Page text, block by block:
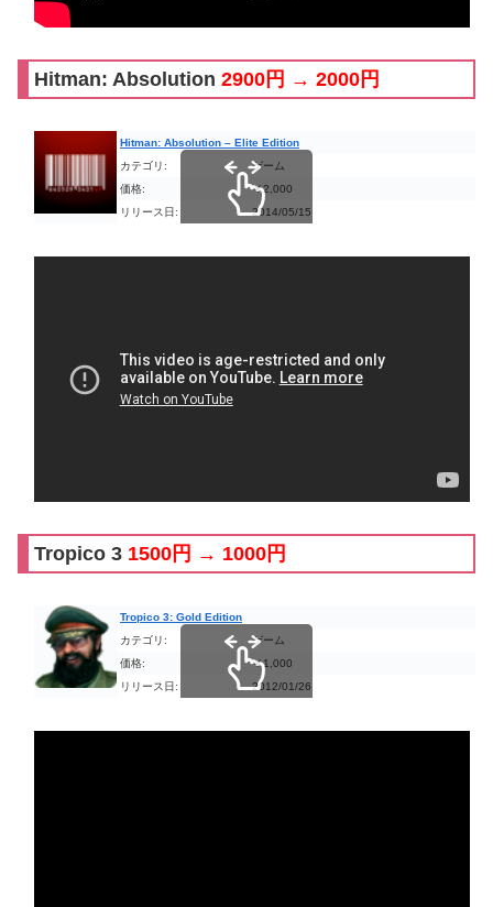
Hitman: Absolution 2900円 → 2000円
Hitman: Absolution – Elite Edition
カテゴリ:
ゲーム
価格:
￥2,000
リリース日:
2014/05/15
Tropico 3 1500円 → 1000円
Tropico 3: Gold Edition
カテゴリ:
ゲーム
価格:
￥1,000
リリース日:
2012/01/26